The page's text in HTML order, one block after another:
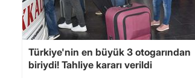
Türkiye'nin en büyük 3 otogarından
biriydi! Tahliye kararı verildi